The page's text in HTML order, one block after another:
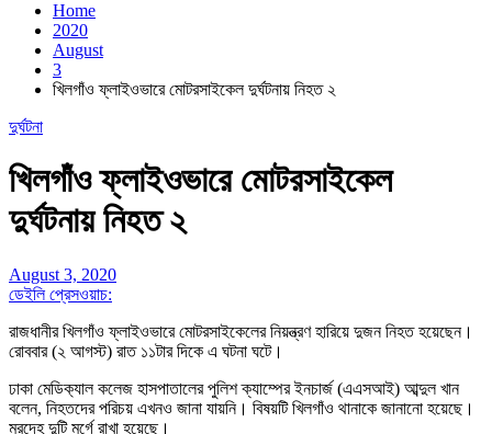
Home
2020
August
3
খিলগাঁও ফ্লাইওভারে মোটরসাইকেল দুর্ঘটনায় নিহত ২
দুর্ঘটনা
খিলগাঁও ফ্লাইওভারে মোটরসাইকেল
দুর্ঘটনায় নিহত ২
August 3, 2020
ডেইলি প্রেসওয়াচ:
রাজধানীর খিলগাঁও ফ্লাইওভারে মোটরসাইকেলের নিয়ন্ত্রণ হারিয়ে দুজন নিহত হয়েছেন।
রোববার (২ আগস্ট) রাত ১১টার দিকে এ ঘটনা ঘটে।
ঢাকা মেডিক‌্যাল কলেজ হাসপাতালের পুলিশ ক্যাম্পের ইনচার্জ (এএসআই) আব্দুল খান
বলেন, নিহতদের পরিচয় এখনও জানা যায়নি। বিষয়টি খিলগাঁও থানাকে জানানো হয়েছে।
মরদেহ দুটি মর্গে রাখা হয়েছে।